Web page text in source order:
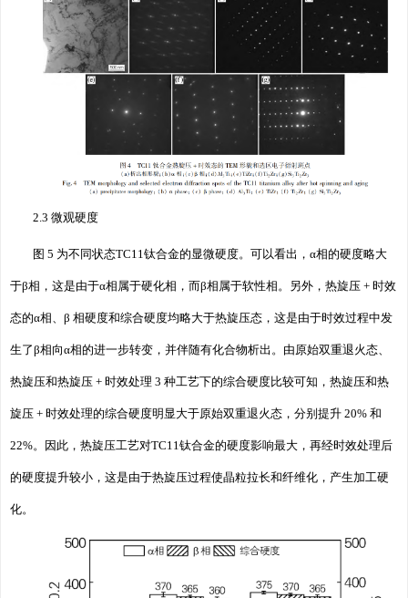
2.3 微观硬度
图 5 为不同状态TC11钛合金的显微硬度。可以看出，α相的硬度略大
于β相，这是由于α相属于硬化相，而β相属于软性相。另外，热旋压 + 时效
态的α相、β 相硬度和综合硬度均略大于热旋压态，这是由于时效过程中发
生了β相向α相的进一步转变，并伴随有化合物析出。由原始双重退火态、
热旋压和热旋压 + 时效处理 3 种工艺下的综合硬度比较可知，热旋压和热
旋压 + 时效处理的综合硬度明显大于原始双重退火态，分别提升 20% 和
22%。因此，热旋压工艺对TC11钛合金的硬度影响最大，再经时效处理后
的硬度提升较小，这是由于热旋压过程使晶粒拉长和纤维化，产生加工硬
化。